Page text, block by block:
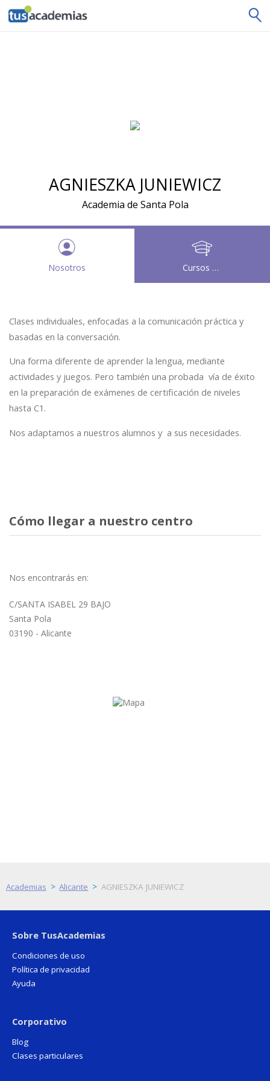
tusacademias
AGNIESZKA JUNIEWICZ
Academia de Santa Pola
Nosotros Cursos y clases
Clases individuales, enfocadas a la comunicación práctica y
basadas en la conversación.
Una forma diferente de aprender la lengua, mediante
actividades y juegos. Pero también una probada vía de éxito
en la preparación de exámenes de certificación de niveles
hasta C1.
Nos adaptamos a nuestros alumnos y a sus necesidades.
Cómo llegar a nuestro centro
Nos encontrarás en:
C/SANTA ISABEL 29 BAJO
Santa Pola
03190 - Alicante
Academias >Alicante > AGNIESZKA JUNIEWICZ
Sobre TusAcademias
Condiciones de uso
Política de privacidad
Ayuda
Corporativo
Blog
Clases particulares